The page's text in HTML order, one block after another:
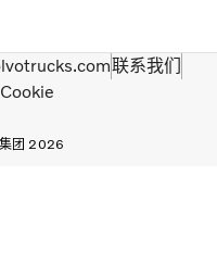
团 2026
联系我们